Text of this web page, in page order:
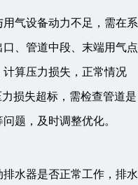
气设备动力不足，需在系
、管道中段、末端用气点
算压力损失，正常情况
损失超标，需检查管道是
题，及时调整优化。
水器是否正常工作，排水